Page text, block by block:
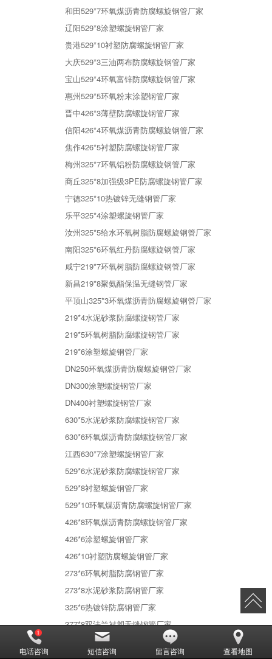
和田529*7环氧煤沥青防腐螺旋钢管厂家
辽阳529*8涂塑螺旋钢管厂家
贵港529*10衬塑防腐螺旋钢管厂家
大庆529*3三油两布防腐螺旋钢管厂家
宝山529*4环氧富锌防腐螺旋钢管厂家
惠州529*5环氧粉末涂塑钢管厂家
晋中426*3薄壁防腐螺旋钢管厂家
信阳426*4环氧煤沥青防腐螺旋钢管厂家
焦作426*5衬塑防腐螺旋钢管厂家
梅州325*7环氧铝粉防腐螺旋钢管厂家
商丘325*8加强级3PE防腐螺旋钢管厂家
宁德325*10热镀锌无缝钢管厂家
乐平325*4涂塑螺旋钢管厂家
汝州325*5给水环氧树脂防腐螺旋钢管厂家
南阳325*6环氧红丹防腐螺旋钢管厂家
咸宁219*7环氧树脂防腐螺旋钢管厂家
新昌219*8聚氨酯保温无缝钢管厂家
平顶山325*3环氧煤沥青防腐螺旋钢管厂家
219*4水泥砂浆防腐螺旋钢管厂家
219*5环氧树脂防腐螺旋钢管厂家
219*6涂塑螺旋钢管厂家
DN250环氧煤沥青防腐螺旋钢管厂家
DN300涂塑螺旋钢管厂家
DN400衬塑螺旋钢管厂家
630*5水泥砂浆防腐螺旋钢管厂家
630*6环氧煤沥青防腐螺旋钢管厂家
江西630*7涂塑螺旋钢管厂家
529*6水泥砂浆防腐螺旋钢管厂家
529*8衬塑螺旋钢管厂家
529*10环氧煤沥青防腐螺旋钢管厂家
426*8环氧煤沥青防腐螺旋钢管厂家
426*6涂塑螺旋钢管厂家
426*10衬塑防腐螺旋钢管厂家
273*6环氧树脂防腐钢管厂家
273*8水泥砂浆防腐钢管厂家
325*6热镀锌防腐钢管厂家
377*8双法兰衬塑无缝钢管厂家
219*6涂塑无缝钢管厂家
电话咨询 短信咨询 留言咨询 查看地图